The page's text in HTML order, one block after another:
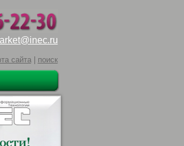
сайта| поиск